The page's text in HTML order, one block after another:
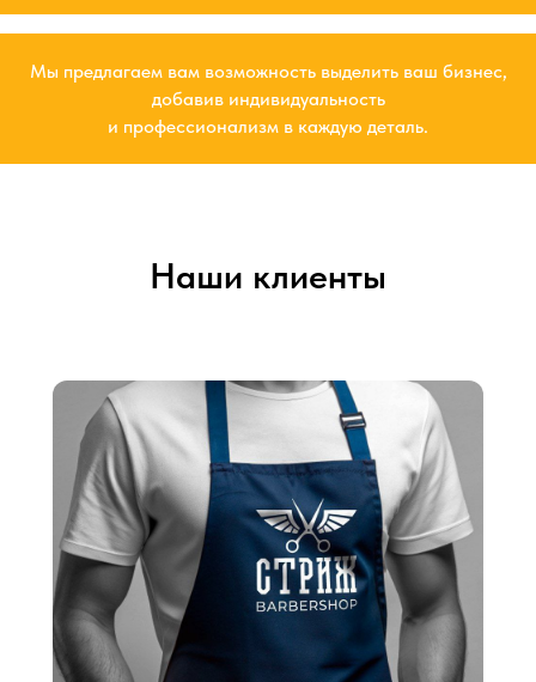
Мы предлагаем вам возможность выделить ваш бизнес,
добавив индивидуальность
и профессионализм в каждую деталь.
Наши клиенты